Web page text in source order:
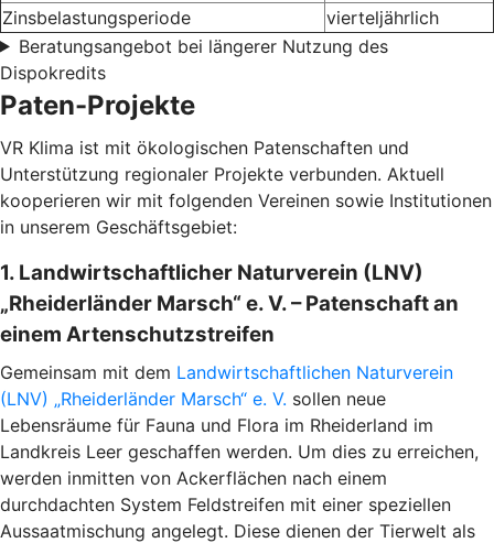
Zinsbelastungsperiode
vierteljährlich
Beratungsangebot bei längerer Nutzung des
Dispokredits
Paten-Projekte
VR Klima ist mit ökologischen Patenschaften und
Unterstützung regionaler Projekte verbunden. Aktuell
kooperieren wir mit folgenden Vereinen sowie Institutionen
in unserem Geschäftsgebiet:
1. Landwirtschaftlicher Naturverein (LNV)
„Rheiderländer Marsch“ e. V. – Patenschaft an
einem Artenschutzstreifen
Gemeinsam mit dem Landwirtschaftlichen Naturverein
(LNV) „Rheiderländer Marsch“ e. V. sollen neue
Lebensräume für Fauna und Flora im Rheiderland im
Landkreis Leer geschaffen werden. Um dies zu erreichen,
werden inmitten von Ackerflächen nach einem
durchdachten System Feldstreifen mit einer speziellen
Aussaatmischung angelegt. Diese dienen der Tierwelt als